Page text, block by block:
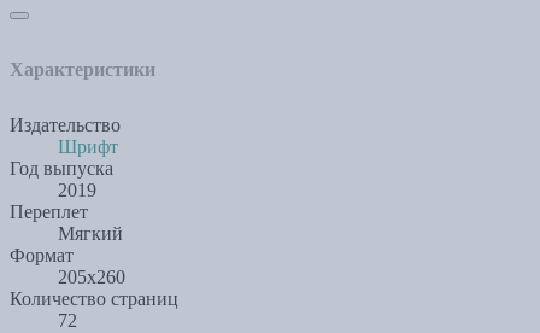
Характеристики
Издательство
Шрифт
Год выпуска
2019
Переплет
Мягкий
Формат
205x260
Количество страниц
72